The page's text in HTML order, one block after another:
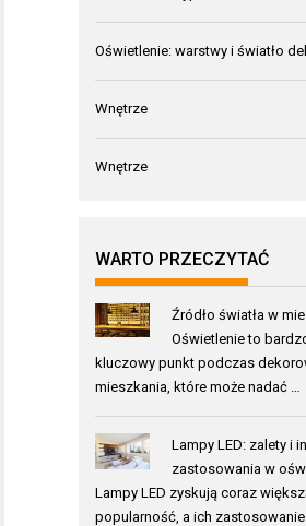
Oświetlenie: warstwy i światło
Wnętrze
Wnętrze
WARTO PRZECZYTAĆ
Źródło światła w
Oświetlenie to
kluczowy punkt podczas
mieszkania, które może nadać …
Lampy LED: zalety i
zastosowania w
Lampy LED zyskują coraz
popularność, a ich